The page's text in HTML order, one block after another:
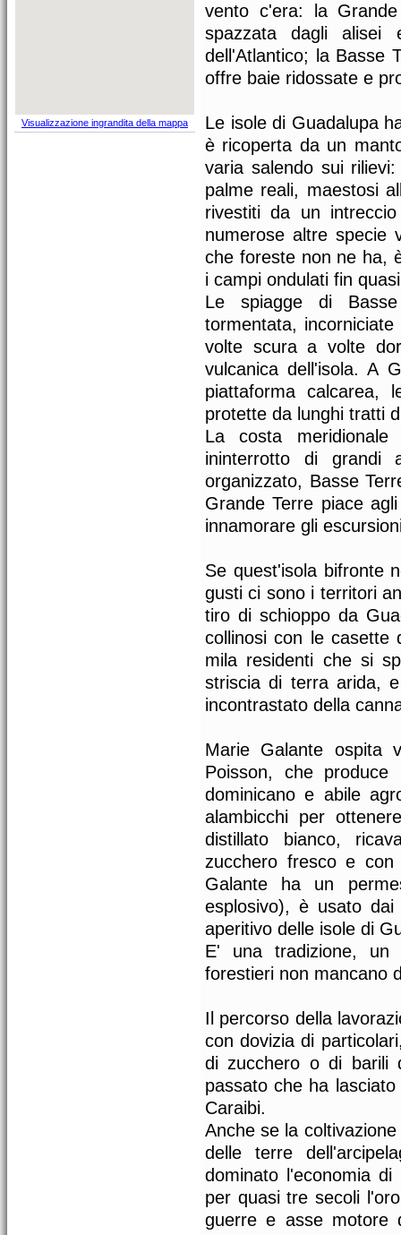
Visualizzazione ingrandita della mappa
vento c'era: la
spazzata dagli
dell'Atlantico; la Basse
offre baie ridossate e
Le isole di Guadalupa
è ricoperta da un
varia salendo sui
palme reali, maestosi
rivestiti da un
numerose altre specie
che foreste non ne ha,
i campi ondulati fin
Le spiagge di
tormentata,
volte scura a volte
vulcanica dell'isola. A
piattaforma calcarea,
protette da lunghi tratti
La costa
ininterrotto di grandi
organizzato, Basse
Grande Terre piace
innamorare gli
Se quest'isola bifronte
gusti ci sono i territori
tiro di schioppo da
collinosi con le casette
mila residenti che si
striscia di terra arida,
incontrastato della
Marie Galante ospita
Poisson, che
dominicano e abile
alambicchi per
distillato bianco,
zucchero fresco e
Galante ha un
esplosivo), è usato
aperitivo delle isole di
E' una tradizione, un
forestieri non mancano
Il percorso della
con dovizia di
di zucchero o di barili
passato che ha
Caraibi.
Anche se la
delle terre
dominato l'economia
per quasi tre secoli
guerre e asse motore